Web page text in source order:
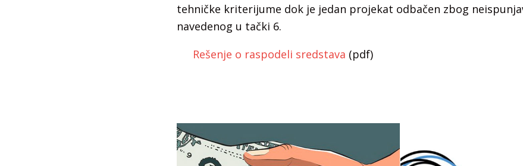
tehničke kriterijume dok je jedan projekat odbačen zbog
navedenog u tački 6.
Rešenje o raspodeli sredstava (pdf)